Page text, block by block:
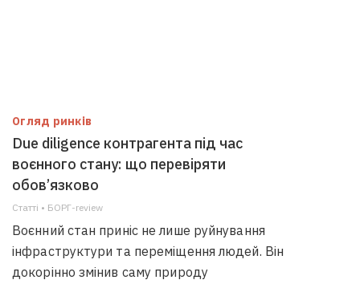
Огляд ринків
Due diligence контрагента під час
воєнного стану: що перевіряти
обов’язково
Статті • БОРГ-review
Воєнний стан приніс не лише руйнування
інфраструктури та переміщення людей. Він
докорінно змінив саму природу